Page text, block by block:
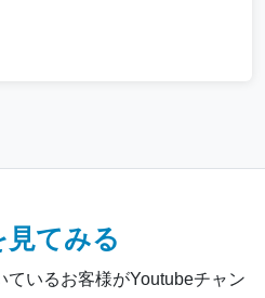
見てみる
ているお客様がYoutubeチャン